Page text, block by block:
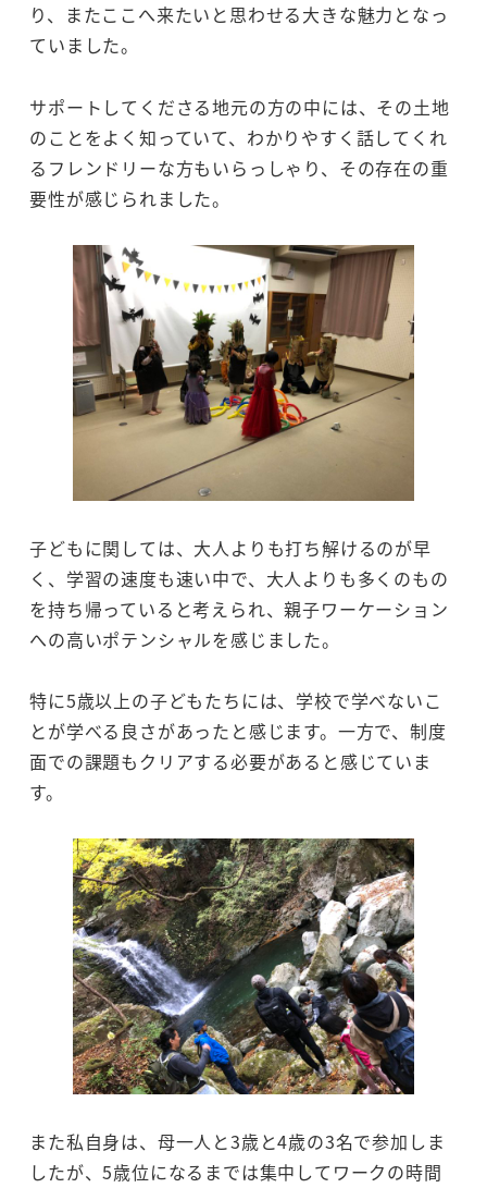
り、またここへ来たいと思わせる大きな魅力となっ
ていました。
サポートしてくださる地元の方の中には、その土地
のことをよく知っていて、わかりやすく話してくれ
るフレンドリーな方もいらっしゃり、その存在の重
要性が感じられました。
子どもに関しては、大人よりも打ち解けるのが早
く、学習の速度も速い中で、大人よりも多くのもの
を持ち帰っていると考えられ、親子ワーケーション
への高いポテンシャルを感じました。
特に5歳以上の子どもたちには、学校で学べないこ
とが学べる良さがあったと感じます。一方で、制度
面での課題もクリアする必要があると感じていま
す。
また私自身は、母一人と3歳と4歳の3名で参加しま
したが、5歳位になるまでは集中してワークの時間